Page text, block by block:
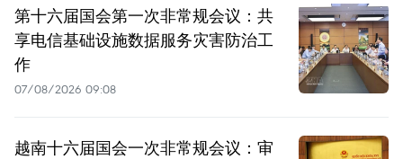
第十六届国会第一次非常规会议：共
享电信基础设施数据服务灾害防治工
作
07/08/2026 09:08
越南十六届国会一次非常规会议：审